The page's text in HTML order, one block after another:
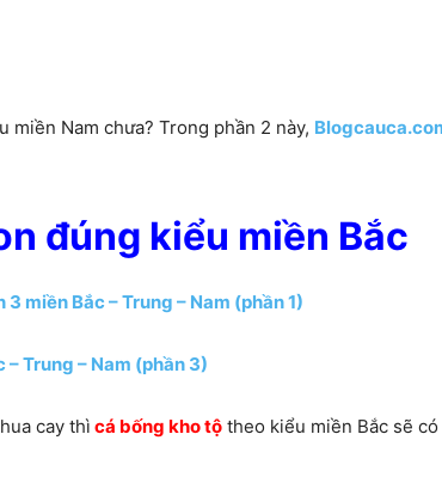
miền Nam chưa? Trong phần 2 này,
đúng kiểu miền Bắc
miền Bắc – Trung – Nam (phần 1)
Trung – Nam (phần 3)
cay thì cá bống kho tộ theo kiểu miền Bắc sẽ